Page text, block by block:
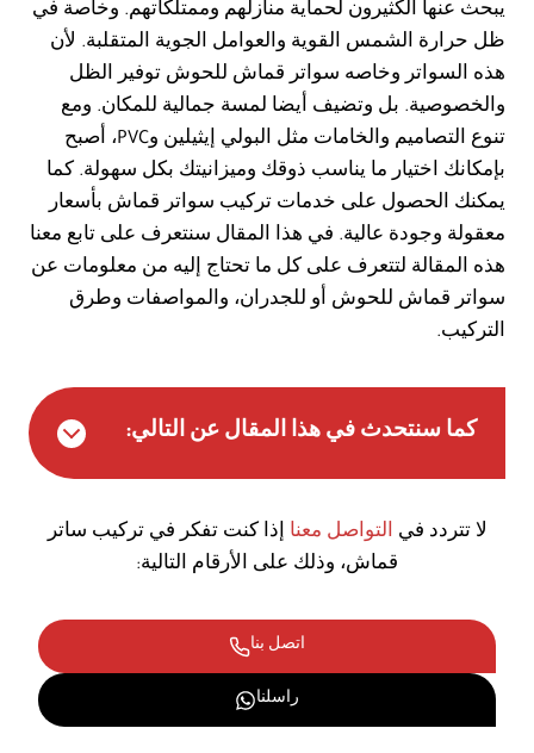
يبحث عنها الكثيرون لحماية منازلهم وممتلكاتهم. وخاصة في
ظل حرارة الشمس القوية والعوامل الجوية المتقلبة. لأن
هذه السواتر وخاصه سواتر قماش للحوش توفير الظل
والخصوصية. بل وتضيف أيضا لمسة جمالية للمكان. ومع
تنوع التصاميم والخامات مثل البولي إيثيلين وPVC، أصبح
بإمكانك اختيار ما يناسب ذوقك وميزانيتك بكل سهولة. كما
يمكنك الحصول على خدمات تركيب سواتر قماش بأسعار
معقولة وجودة عالية. في هذا المقال سنتعرف على تابع معنا
هذه المقالة لتتعرف على كل ما تحتاج إليه من معلومات عن
سواتر قماش للحوش أو للجدران، والمواصفات وطرق
التركيب.
كما سنتحدث في هذا المقال عن التالي:
لا تتردد في التواصل معنا إذا كنت تفكر في تركيب ساتر
قماش، وذلك على الأرقام التالية:
اتصل بنا
راسلنا